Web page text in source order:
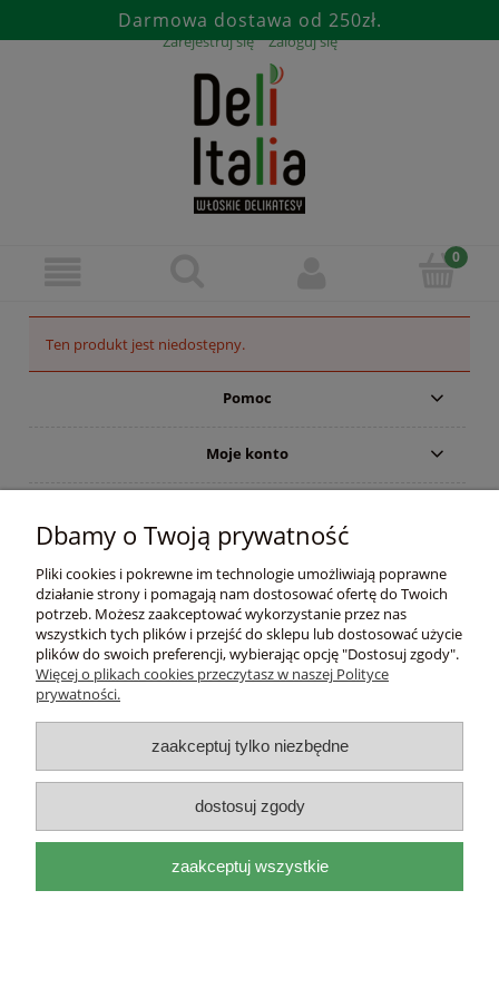
Darmowa dostawa od 250zł.
Zarejestruj się Zaloguj się
Ten produkt jest niedostępny.
Pomoc
Moje konto
Informacje
O nas
DELIITALIA
adres: Mackiewicza 17a 31-214 Kraków, woj.
e-mail: biuro@deliitalia.pl
NIP:9451155910
pokaż pełną wersję strony
Sklep internetowy Shoper.pl
Dbamy o Twoją prywatność
Pliki cookies i pokrewne im technologie umożliwiają poprawne
działanie strony i pomagają nam dostosować ofertę do Twoich
potrzeb. Możesz zaakceptować wykorzystanie przez nas
wszystkich tych plików i przejść do sklepu lub dostosować użycie
plików do swoich preferencji, wybierając opcję "Dostosuj zgody".
Więcej o plikach cookies przeczytasz w naszej Polityce
prywatności.
zaakceptuj tylko niezbędne
dostosuj zgody
zaakceptuj wszystkie